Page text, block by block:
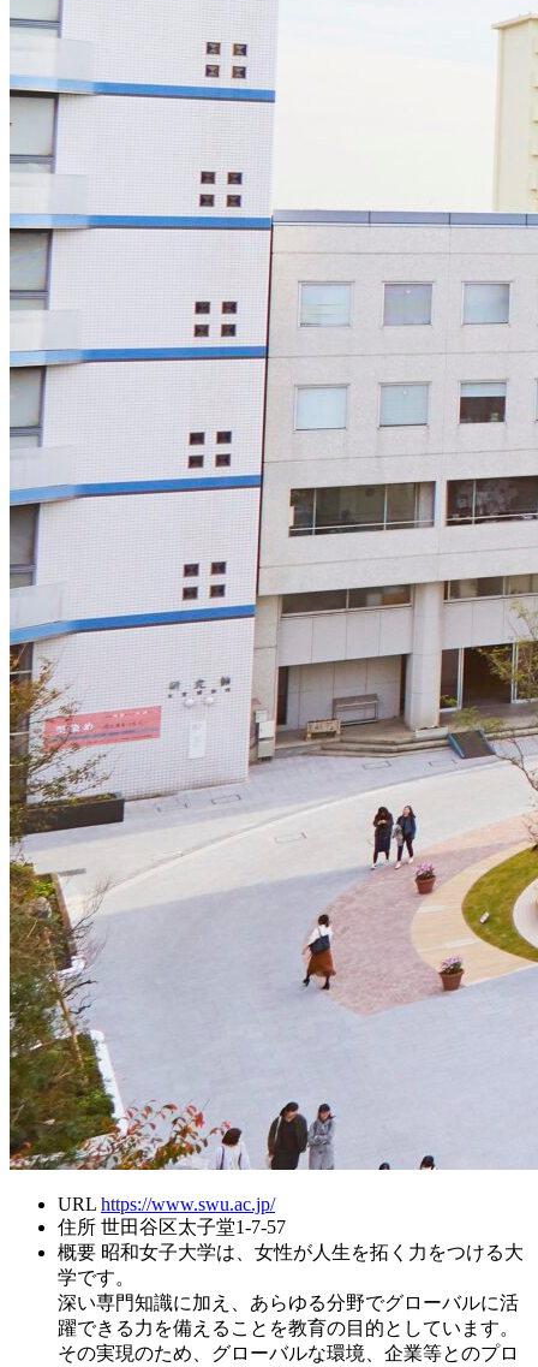
URL https://www.swu.ac.jp/
住所 世田谷区太子堂1-7-57
概要 昭和女子大学は、女性が人生を拓く力をつける大
学です。
深い専門知識に加え、あらゆる分野でグローバルに活
躍できる力を備えることを教育の目的としています。
その実現のため、グローバルな環境、企業等とのプロ